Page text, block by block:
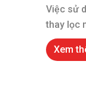
Việc sử
thay lọc
Xem